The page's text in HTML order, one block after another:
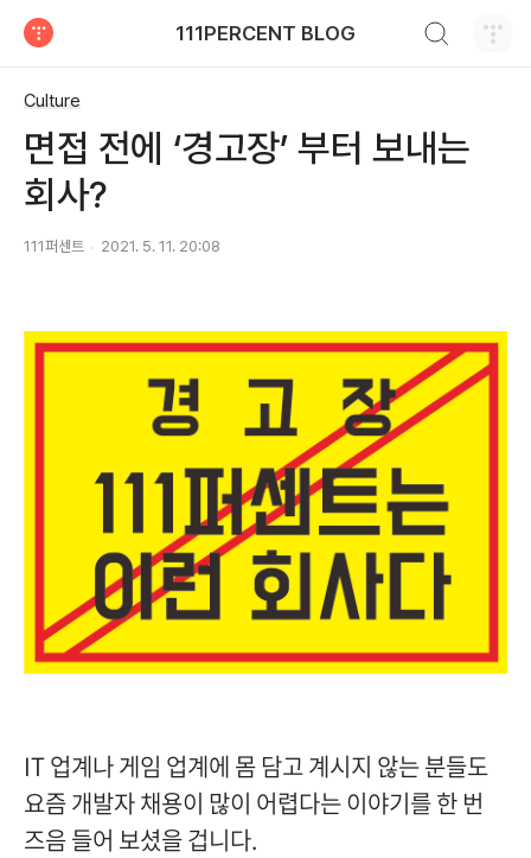
111PERCENT BLOG
Culture
면접 전에 ‘경고장’ 부터 보내는
회사?
111퍼센트 2021. 5. 11. 20:08
IT 업계나 게임 업계에 몸 담고 계시지 않는 분들도
요즘 개발자 채용이 많이 어렵다는 이야기를 한 번
즈음 들어 보셨을 겁니다.